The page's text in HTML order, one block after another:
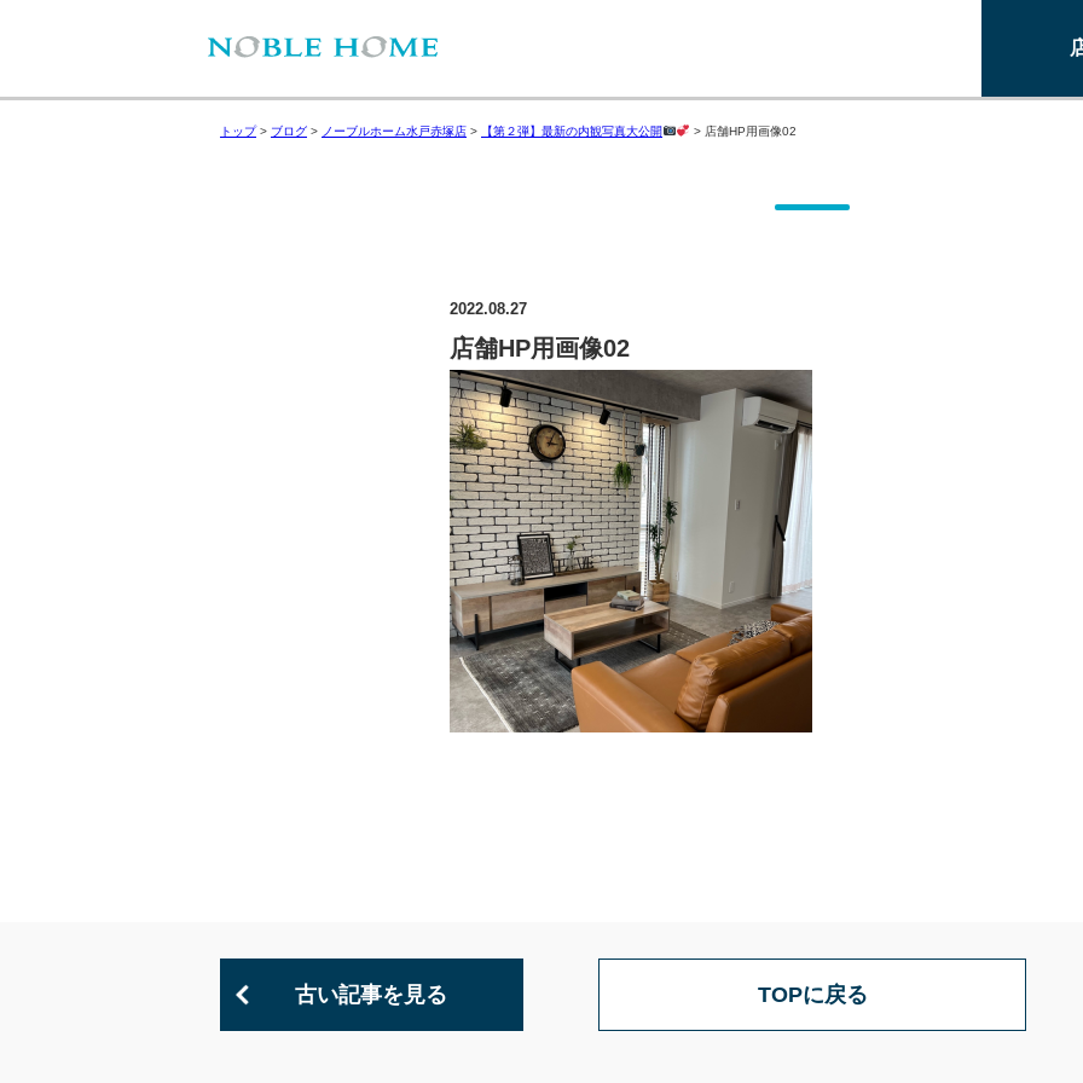
トップ> ブログ > ノーブルホーム水戸赤塚店 > 【第２弾】最新の内観写真大公開 > 店舗HP用画像02
2022.08.27
店舗HP用画像02
古い記事を見る TOPに戻る